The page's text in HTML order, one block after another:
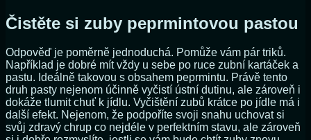
Čistěte si zuby peprmintovou pastou
Odpověď je poměrně jednoduchá. Pomůže vám pár triků.
Například je dobré mít vždy u sebe po ruce zubní kartáček a
pastu. Ideálně takovou s obsahem peprmintu. Právě tento
druh pasty nejenom účinně vyčistí ústní dutinu, ale zároveň i
dokáže tlumit chuť k jídlu. Vyčištění zubů krátce po jídle má i
další efekt. Nejenom, že podpoříte svoji snahu uchovat si
svůj zdravý chrup co nejdéle v perfektním stavu, ale zároveň